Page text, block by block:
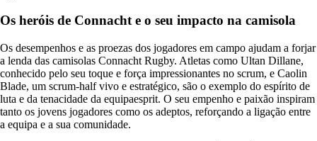
Os heróis de Connacht e o seu impacto na camisola
Os desempenhos e as proezas dos jogadores em campo ajudam a forjar
a lenda das camisolas Connacht Rugby. Atletas como Ultan Dillane,
conhecido pelo seu toque e força impressionantes no scrum, e Caolin
Blade, um scrum-half vivo e estratégico, são o exemplo do espírito de
luta e da tenacidade da equipaesprit. O seu empenho e paixão inspiram
tanto os jovens jogadores como os adeptos, reforçando a ligação entre
a equipa e a sua comunidade.